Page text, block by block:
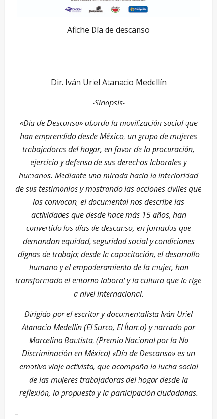
Afiche Día de descanso
Dir. Iván Uriel Atanacio Medellín
-Sinopsis-
«Día de Descanso» aborda la movilización social que
han emprendido desde México, un grupo de mujeres
trabajadoras del hogar, en favor de la procuración,
ejercicio y defensa de sus derechos laborales y
humanos. Mediante una mirada hacia la interioridad
de sus testimonios y mostrando las acciones civiles que
las convocan, el documental nos describe las
actividades que desde hace más 15 años, han
convertido los días de descanso, en jornadas que
demandan equidad, seguridad social y condiciones
dignas de trabajo; desde la capacitación, el desarrollo
humano y el empoderamiento de la mujer, han
transformado el entorno laboral y la cultura que lo rige
a nivel internacional.
Dirigido por el escritor y documentalista Iván Uriel
Atanacio Medellín (El Surco, El Ítamo) y narrado por
Marcelina Bautista, (Premio Nacional por la No
Discriminación en México) «Día de Descanso» es un
emotivo viaje activista, que acompaña la lucha social
de las mujeres trabajadoras del hogar desde la
reflexión, la propuesta y la participación ciudadanas.
–